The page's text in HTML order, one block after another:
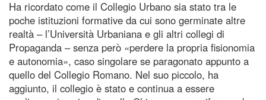
Ha ricordato come il Collegio Urbano sia stato tra le
poche istituzioni formative da cui sono germinate altre
realtà – l’Università Urbaniana e gli altri collegi di
Propaganda – senza però «perdere la propria fisionomia
e autonomia», caso singolare se paragonato appunto a
quello del Collegio Romano. Nel suo piccolo, ha
aggiunto, il collegio è stato e continua a essere